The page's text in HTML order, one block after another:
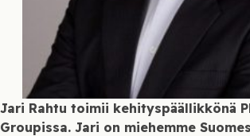
Jari Rahtu toimii kehityspäällikkönä
Groupissa. Jari on miehemme